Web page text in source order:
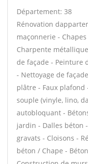
Département: 38
Rénovation
maçonnerie -
Charpente
de façade - Peinture
- Nettoyage de
plâtre - Faux plafond
souple (vinyle, lino,
autobloquant -
jardin - Dalles béton
gravats - Cloisons -
béton / Chape -